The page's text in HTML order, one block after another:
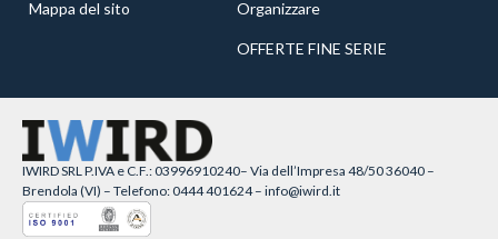
Mappa del sito Organizzare
OFFERTE FINE SERIE
IWIRD SRL P.IVA e C.F.: 03996910240– Via dell’Impresa 48/50 36040 –
Brendola (VI) – Telefono: 0444 401624 – info@iwird.it